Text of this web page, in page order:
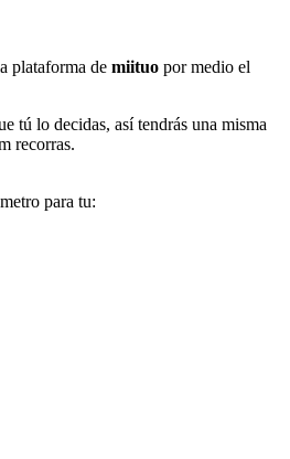
plataforma de miituo por medio el
tú lo decidas, así tendrás una misma
recorras.
para tu: